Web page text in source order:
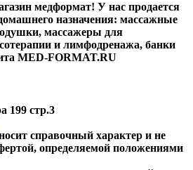
медформат! У нас продается
назначения: массажные
массажеры для
и лимфодренажа, банки
MED-FORMAT.RU
199 стр.3
справочный характер и не
определяемой положениями